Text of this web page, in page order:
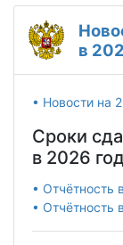
в
• Новости на
Сроки
в 2026
•
• Отчётность